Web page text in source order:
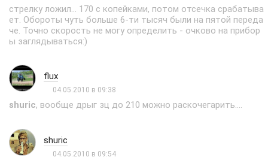
стрелку ложил... 170 с копейками, потом отсечка срабатыва
ет. Обороты чуть больше 6-ти тысяч были на пятой переда
че. Точно скорость не могу определить - очково на прибор
ы заглядываться:)
flux
04.05.2010 в 09:38
shuric, вообще дрыг зц до 210 можно раскочегарить....
shuric
04.05.2010 в 09:54